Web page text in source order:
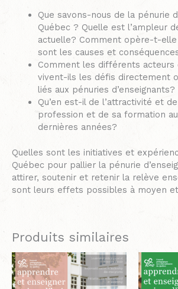
Que savons-nous de la pénurie
Québec ? Quelle est l’ampleur
actuelle? Comment opère-t-
sont les causes et
Comment les différents acteurs
vivent-ils les défis directement
liés aux pénuries d’enseignants?
Qu’en est-il de l’attractivité et
profession et de sa formation
dernières années?
Quelles sont les initiatives et
Québec pour pallier la pénurie
attirer, soutenir et retenir la relève
sont leurs effets possibles à moyen
Produits similaires
Plage
de
prix :
12.50$
Ce
produit
a